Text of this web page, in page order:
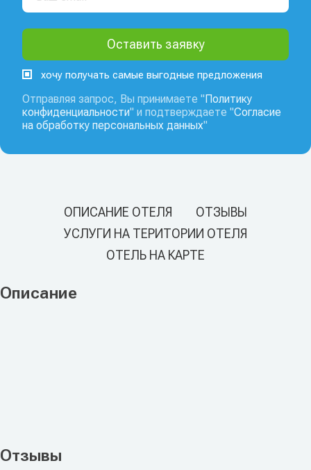
хочу получать самые выгодные предложения
Отправляя запрос, Вы принимаете " Политику
конфиденциальности" и подтверждаете "Согласие
на обработку персональных данных"
ОПИСАНИЕ ОТЕЛЯ
ОТЗЫВЫ
УСЛУГИ НА ТЕРИТОРИИ ОТЕЛЯ
ОТЕЛЬ НА КАРТЕ
Описание
Отзывы